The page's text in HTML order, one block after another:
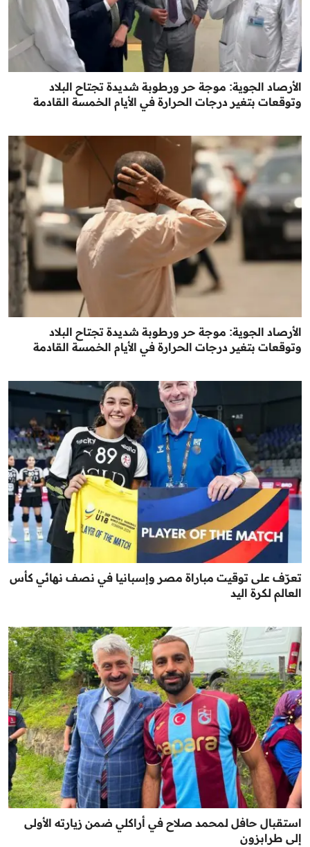
الأرصاد الجوية: موجة حر ورطوبة شديدة تجتاح البلاد
وتوقعات بتغير درجات الحرارة في الأيام الخمسة القادمة
الأرصاد الجوية: موجة حر ورطوبة شديدة تجتاح البلاد
وتوقعات بتغير درجات الحرارة في الأيام الخمسة القادمة
تعرّف على توقيت مباراة مصر وإسبانيا في نصف نهائي كأس
العالم لكرة اليد
استقبال حافل لمحمد صلاح في أراكلي ضمن زيارته الأولى
إلى طرابزون